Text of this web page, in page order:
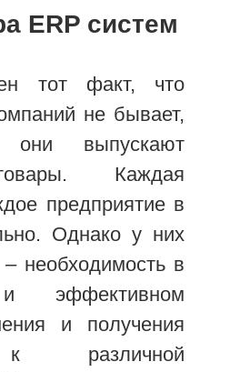
ERP систем
тот факт, что
не бывает,
выпускают
Каждая
предприятие в
Однако у них
необходимость в
эффективном
и получения
различной